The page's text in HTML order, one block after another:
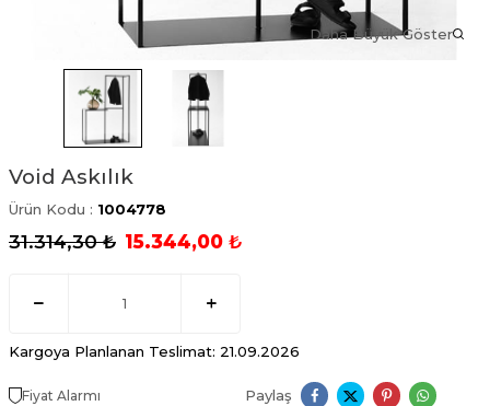
Daha Büyük Göster
Void Askılık
Ürün Kodu : 1004778
31.314,30₺ 15.344,00 ₺
Kargoya Planlanan Teslimat: 21.09.2026
Fiyat Alarmı Paylaş